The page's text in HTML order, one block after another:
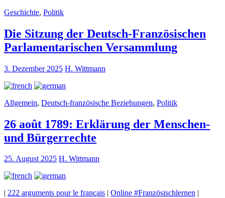
Geschichte, Politik
Die Sitzung der Deutsch-Französischen
Parlamentarischen Versammlung
3. Dezember 2025 H. Wittmann
Allgemein, Deutsch-französische Beziehungen, Politik
26 août 1789: Erklärung der Menschen-
und Bürgerrechte
25. August 2025 H. Wittmann
| 222 arguments pour le français | Online #Französischlernen |